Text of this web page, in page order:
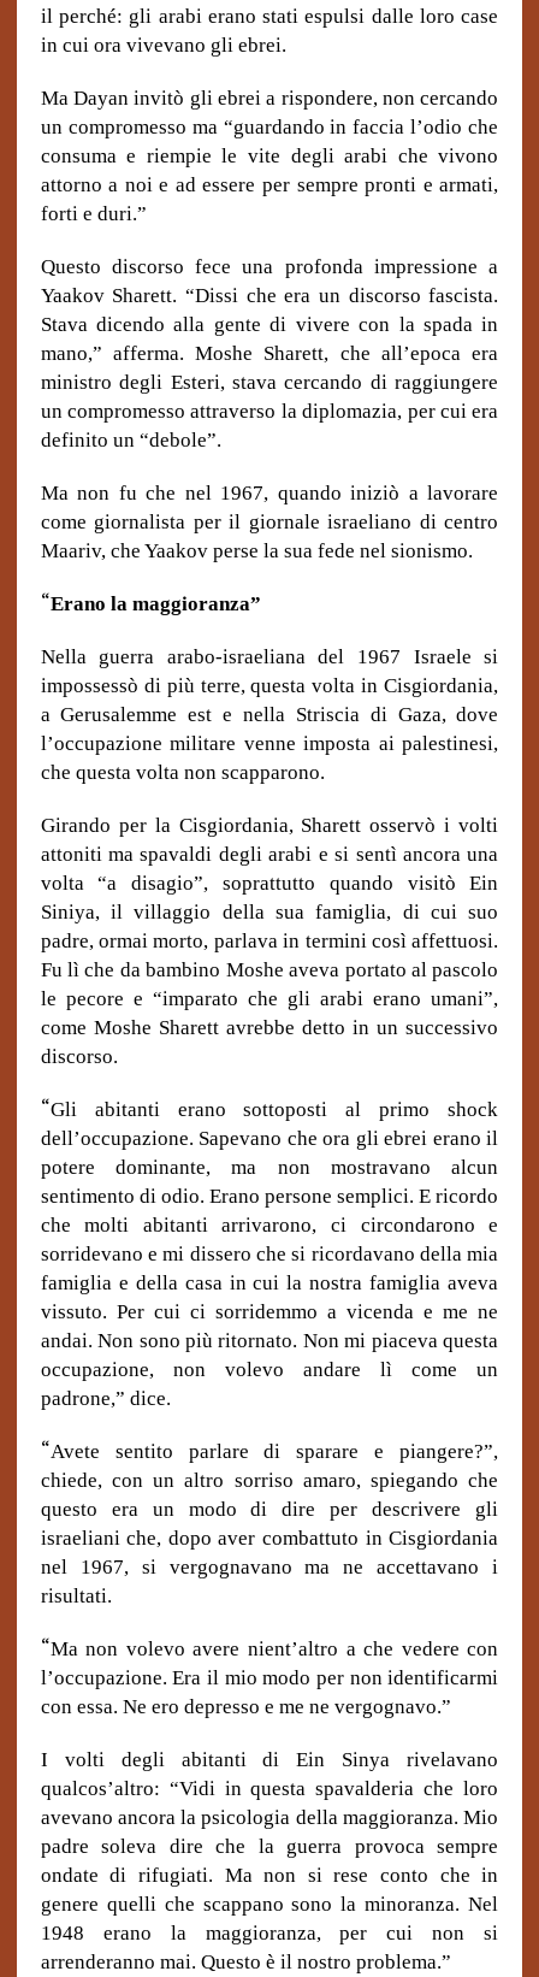
il perché: gli arabi erano stati espulsi dalle loro case
in cui ora vivevano gli ebrei.
Ma Dayan invitò gli ebrei a rispondere, non cercando
un compromesso ma “guardando in faccia l’odio che
consuma e riempie le vite degli arabi che vivono
attorno a noi e ad essere per sempre pronti e armati,
forti e duri.”
Questo discorso fece una profonda impressione a
Yaakov Sharett. “Dissi che era un discorso fascista.
Stava dicendo alla gente di vivere con la spada in
mano,” afferma. Moshe Sharett, che all’epoca era
ministro degli Esteri, stava cercando di raggiungere
un compromesso attraverso la diplomazia, per cui era
definito un “debole”.
Ma non fu che nel 1967, quando iniziò a lavorare
come giornalista per il giornale israeliano di centro
Maariv, che Yaakov perse la sua fede nel sionismo.
“Erano la maggioranza”
Nella guerra arabo-israeliana del 1967 Israele si
impossessò di più terre, questa volta in Cisgiordania,
a Gerusalemme est e nella Striscia di Gaza, dove
l’occupazione militare venne imposta ai palestinesi,
che questa volta non scapparono.
Girando per la Cisgiordania, Sharett osservò i volti
attoniti ma spavaldi degli arabi e si sentì ancora una
volta “a disagio”, soprattutto quando visitò Ein
Siniya, il villaggio della sua famiglia, di cui suo
padre, ormai morto, parlava in termini così affettuosi.
Fu lì che da bambino Moshe aveva portato al pascolo
le pecore e “imparato che gli arabi erano umani”,
come Moshe Sharett avrebbe detto in un successivo
discorso.
“Gli abitanti erano sottoposti al primo shock
dell’occupazione. Sapevano che ora gli ebrei erano il
potere dominante, ma non mostravano alcun
sentimento di odio. Erano persone semplici. E ricordo
che molti abitanti arrivarono, ci circondarono e
sorridevano e mi dissero che si ricordavano della mia
famiglia e della casa in cui la nostra famiglia aveva
vissuto. Per cui ci sorridemmo a vicenda e me ne
andai. Non sono più ritornato. Non mi piaceva questa
occupazione, non volevo andare lì come un
padrone,” dice.
“Avete sentito parlare di sparare e piangere?”,
chiede, con un altro sorriso amaro, spiegando che
questo era un modo di dire per descrivere gli
israeliani che, dopo aver combattuto in Cisgiordania
nel 1967, si vergognavano ma ne accettavano i
risultati.
“Ma non volevo avere nient’altro a che vedere con
l’occupazione. Era il mio modo per non identificarmi
con essa. Ne ero depresso e me ne vergognavo.”
I volti degli abitanti di Ein Sinya rivelavano
qualcos’altro: “Vidi in questa spavalderia che loro
avevano ancora la psicologia della maggioranza. Mio
padre soleva dire che la guerra provoca sempre
ondate di rifugiati. Ma non si rese conto che in
genere quelli che scappano sono la minoranza. Nel
1948 erano la maggioranza, per cui non si
arrenderanno mai. Questo è il nostro problema.”